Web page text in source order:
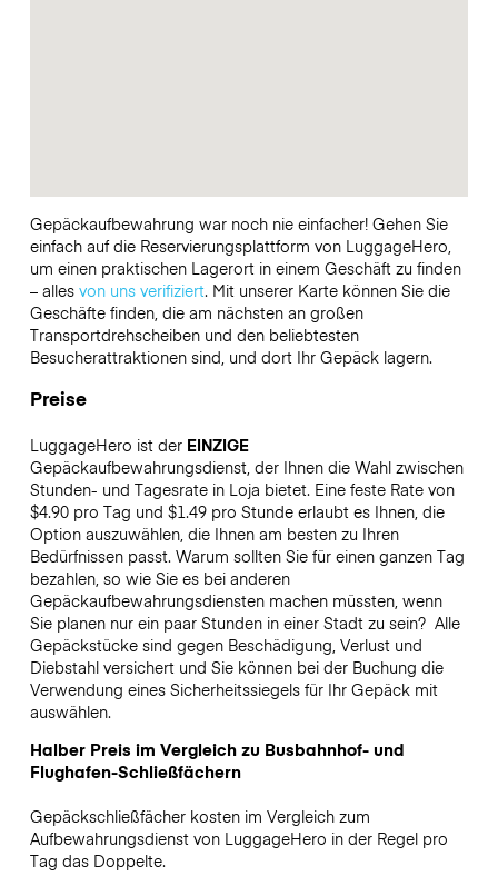
Gepäckaufbewahrung war noch nie einfacher! Gehen Sie
einfach auf die Reservierungsplattform von LuggageHero,
um einen praktischen Lagerort in einem Geschäft zu finden
– alles von uns verifiziert. Mit unserer Karte können Sie die
Geschäfte finden, die am nächsten an großen
Transportdrehscheiben und den beliebtesten
Besucherattraktionen sind, und dort Ihr Gepäck lagern.
Preise
LuggageHero ist der EINZIGE
Gepäckaufbewahrungsdienst, der Ihnen die Wahl zwischen
Stunden- und Tagesrate in Loja bietet. Eine feste Rate von
$4.90 pro Tag und $1.49 pro Stunde erlaubt es Ihnen, die
Option auszuwählen, die Ihnen am besten zu Ihren
Bedürfnissen passt. Warum sollten Sie für einen ganzen Tag
bezahlen, so wie Sie es bei anderen
Gepäckaufbewahrungsdiensten machen müssten, wenn
Sie planen nur ein paar Stunden in einer Stadt zu sein? Alle
Gepäckstücke sind gegen Beschädigung, Verlust und
Diebstahl versichert und Sie können bei der Buchung die
Verwendung eines Sicherheitssiegels für Ihr Gepäck mit
auswählen.
Halber Preis im Vergleich zu Busbahnhof- und
Flughafen-Schließfächern
Gepäckschließfächer kosten im Vergleich zum
Aufbewahrungsdienst von LuggageHero in der Regel pro
Tag das Doppelte.